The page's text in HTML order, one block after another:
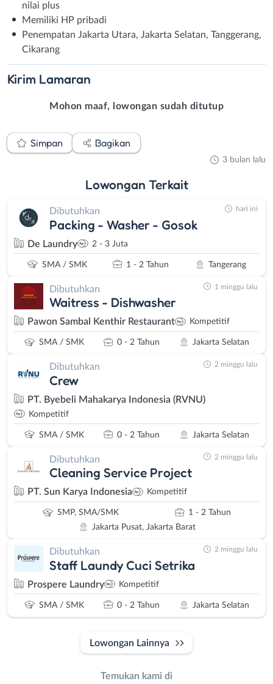
nilai plus
Memiliki HP pribadi
Penempatan Jakarta Utara, Jakarta Selatan, Tanggerang,
Cikarang
Kirim Lamaran
Mohon maaf, lowongan sudah ditutup
Simpan Bagikan
3 bulan lalu
Lowongan Terkait
Dibutuhkan
Packing - Washer - Gosok
De Laundry 2 - 3 Juta
SMA / SMK 1 - 2 Tahun Tangerang
hari ini
Dibutuhkan
Waitress - Dishwasher
Pawon Sambal Kenthir Restaurant Kompetitif
SMA / SMK 0 - 2 Tahun Jakarta Selatan
1 minggu lalu
Dibutuhkan
Crew
PT. Byebeli Mahakarya Indonesia (RVNU)
Kompetitif
SMA / SMK 0 - 2 Tahun Jakarta Selatan
2 minggu lalu
Dibutuhkan
Cleaning Service Project
PT. Sun Karya Indonesia Kompetitif
SMP, SMA/SMK
1 - 2 Tahun
Jakarta Pusat, Jakarta Barat
2 minggu lalu
Dibutuhkan
Staff Laundy Cuci Setrika
Prospere Laundry Kompetitif
SMA / SMK 0 - 2 Tahun Jakarta Selatan
2 minggu lalu
Lowongan Lainnya
Temukan kami di